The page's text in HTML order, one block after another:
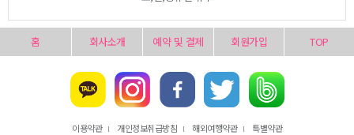
홈 회사소개 예약 및 결제 회원가입 TOP
이용약관 l 개인정보취급방침 l 해외여행약관 l 특별약관